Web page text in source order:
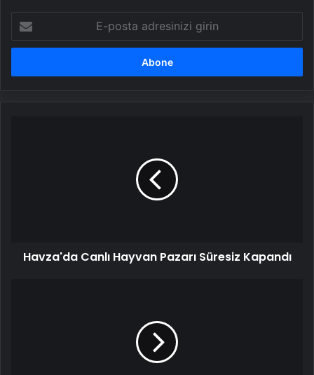
posta
adresinizi
Havza'da Canlı Hayvan Pazarı Süresiz Kapandı